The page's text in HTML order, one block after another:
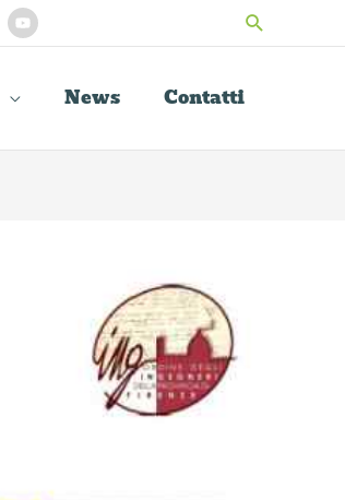
Cerca
News Contatti